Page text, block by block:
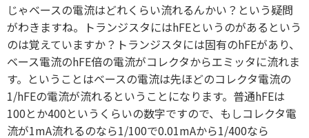
じゃベースの電流はどれくらい流れるんかい？という疑問
がわきますね。トランジスタにはhFEというのがあるという
のは覚えていますか？トランジスタには固有のhFEがあり、
ベース電流のhFE倍の電流がコレクタからエミッタに流れま
す。ということはベースの電流は先ほどのコレクタ電流の
1/hFEの電流が流れるということになります。普通hFEは
100とか400というくらいの数字ですので、もしコレクタ電
流が1mA流れるのなら1/100で0.01mAから1/400なら